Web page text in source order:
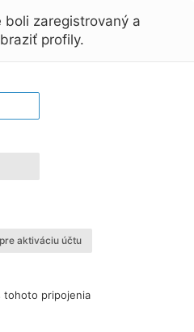
zaregistrovaný a
profily.
aktiváciu účtu
tohoto pripojenia